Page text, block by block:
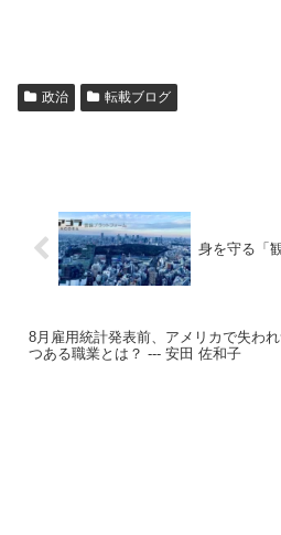
政治 転載ブログ
身を守る「
8月雇用統計発表前、アメリカで失わ
つある職業とは？ --- 安田 佐和子